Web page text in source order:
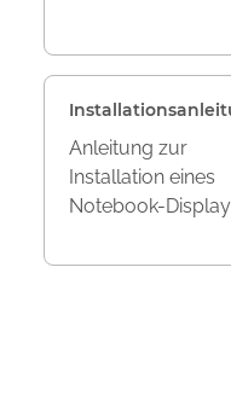
Anleitung zur
Installation eines
Notebook-